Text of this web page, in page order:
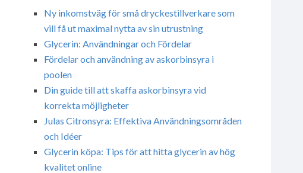
Ny inkomstväg för små dryckestillverkare som
vill få ut maximal nytta av sin utrustning
Glycerin: Användningar och Fördelar
Fördelar och användning av askorbinsyra i
poolen
Din guide till att skaffa askorbinsyra vid
korrekta möjligheter
Julas Citronsyra: Effektiva Användningsområden
och Idéer
Glycerin köpa: Tips för att hitta glycerin av hög
kvalitet online